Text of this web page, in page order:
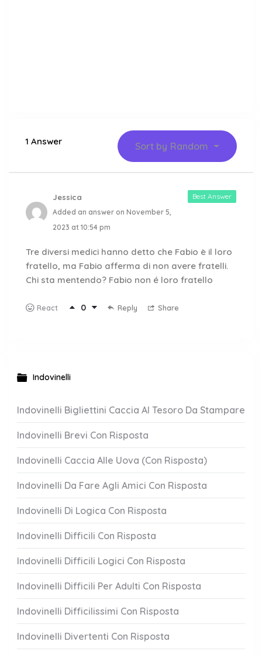
1 Answer Sort by Random
Best Answer
Jessica
Added an answer on November 5,
2023 at 10:54 pm
Tre diversi medici hanno detto che Fabio è il loro
fratello, ma Fabio afferma di non avere fratelli.
Chi sta mentendo? Fabio non é loro fratello
React 0 Reply Share
Indovinelli
Indovinelli Bigliettini Caccia Al Tesoro Da Stampare
Indovinelli Brevi Con Risposta
Indovinelli Caccia Alle Uova (Con Risposta)
Indovinelli Da Fare Agli Amici Con Risposta
Indovinelli Di Logica Con Risposta
Indovinelli Difficili Con Risposta
Indovinelli Difficili Logici Con Risposta
Indovinelli Difficili Per Adulti Con Risposta
Indovinelli Difficilissimi Con Risposta
Indovinelli Divertenti Con Risposta